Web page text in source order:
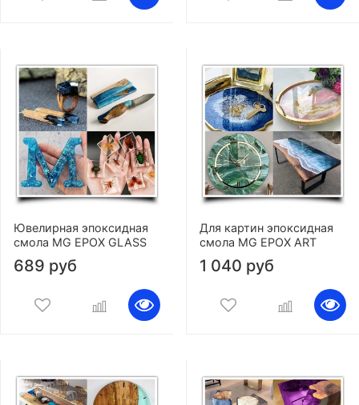
Ювелирная эпоксидная
смола MG EPOX GLASS
689 руб
Для картин эпоксидная
смола MG EPOX ART
1 040 руб